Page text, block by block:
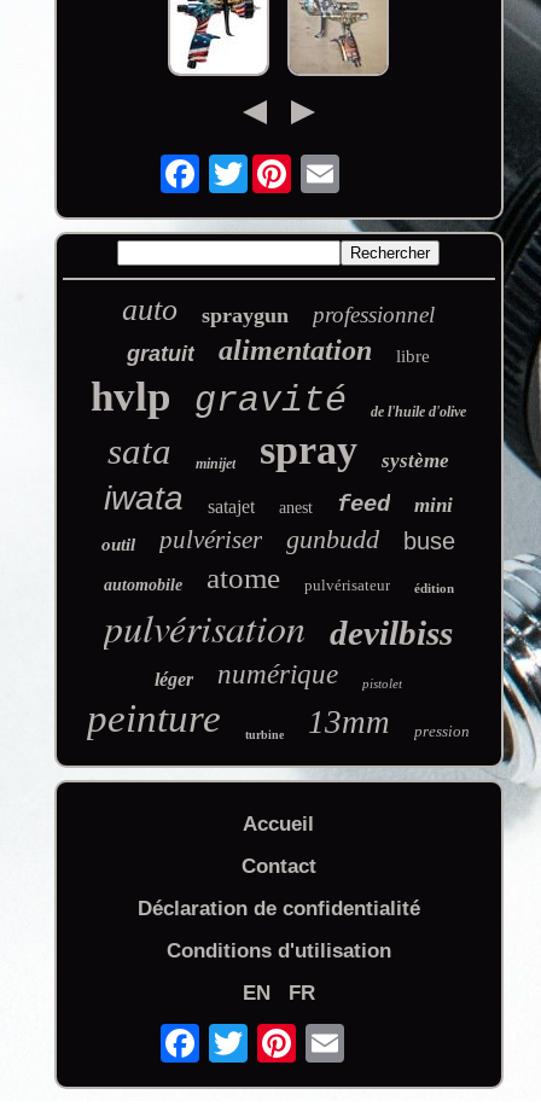
Twitter
auto spraygun professionnel
gratuit alimentation libre
hvlp gravité de l'huile d'olive
sata minijet spray système
iwata satajet anest feed mini
outil pulvériser gunbudd buse
automobile atome pulvérisateur édition
pulvérisation devilbiss
léger numérique pistolet
peinture turbine 13mm pression
Accueil
Contact
Déclaration de confidentialité
Conditions d'utilisation
EN
FR